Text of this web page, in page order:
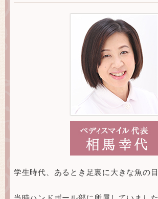
学生時代、あるとき足裏に大きな魚の